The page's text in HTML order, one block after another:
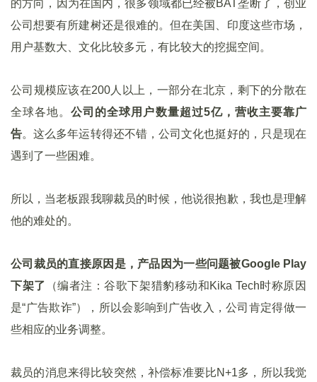
的方向，因为在国内，很多领域都已经被BAT垄断了，创业
公司想要有所建树还是很难的。但在美国、印度这些市场，
用户基数大、文化比较多元，有比较大的挖掘空间。
公司规模应该在200人以上，一部分在北京，剩下的分散在
全球各地。公司的全球用户数量超过5亿，营收主要靠广
告。这么多年运转得还不错，公司文化也挺好的，只是现在
遇到了一些困难。
所以，当老板跟我聊裁员的时候，他说很抱歉，我也是理解
他的难处的。
公司裁员的直接原因是，产品因为一些问题被Google Play
下架了 （编者注：谷歌下架猎豹移动和Kika Tech时称原因
是“广告欺诈”），所以会影响到广告收入，公司肯定得做一
些相应的业务调整。
裁员的消息来得比较突然，补偿标准要比N+1多，所以我觉